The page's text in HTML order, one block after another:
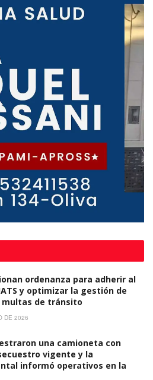
ordenanza para adherir al
y optimizar la gestión de
de tránsito
DE 2026
una camioneta con
vigente y la
informó operativos en la